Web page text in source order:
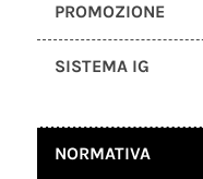
PROMOZIONE
SISTEMA IG
NORMATIVA